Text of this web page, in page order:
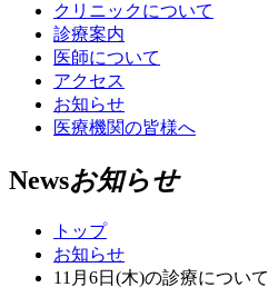
クリニックについて
診療案内
医師について
アクセス
お知らせ
医療機関の皆様へ
Newsお知らせ
トップ
お知らせ
11月6日(木)の診療について